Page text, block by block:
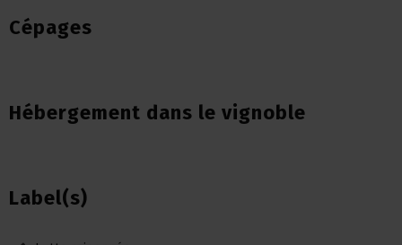
Cépages
Hébergement dans le vignoble
Label(s)